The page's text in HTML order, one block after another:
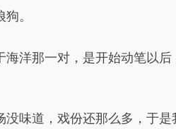
。
洋那一对，是开始动笔以后
没味道，戏份还那么多，于